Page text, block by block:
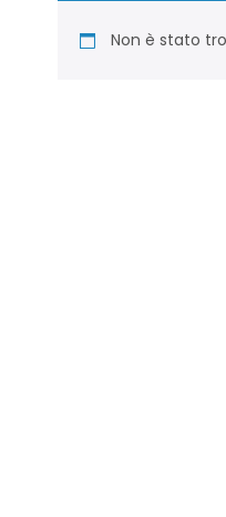
Non è stato